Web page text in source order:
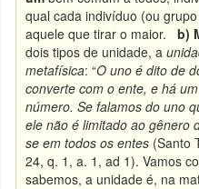
qual cada indivíduo (ou
aquele que tirar o maior.b)
dois tipos de unidade, a
metafísica: “O uno é dito de
converte com o ente, e há
número. Se falamos do uno
ele não é limitado ao gênero
se em todos os entes (Santo
24, q. 1, a. 1, ad 1). Vamos
sabemos, a unidade é, na